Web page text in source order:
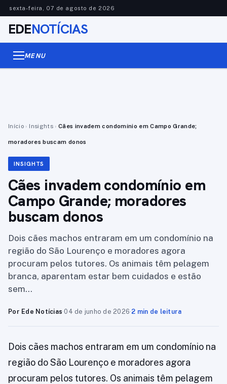
sexta-feira, 07 de agosto de 2026
EDENOTÍCIAS
MENU
Início › Insights › Cães invadem condomínio em Campo Grande;
moradores buscam donos
INSIGHTS
Cães invadem condomínio em
Campo Grande; moradores
buscam donos
Dois cães machos entraram em um condomínio na
região do São Lourenço e moradores agora
procuram pelos tutores. Os animais têm pelagem
branca, aparentam estar bem cuidados e estão
sem…
Por Ede Notícias·04 de junho de 2026·2 min de leitura
Dois cães machos entraram em um condomínio na
região do São Lourenço e moradores agora
procuram pelos tutores. Os animais têm pelagem